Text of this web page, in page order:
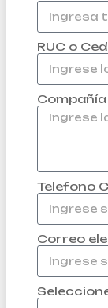
RUC o
Telefono
Correo